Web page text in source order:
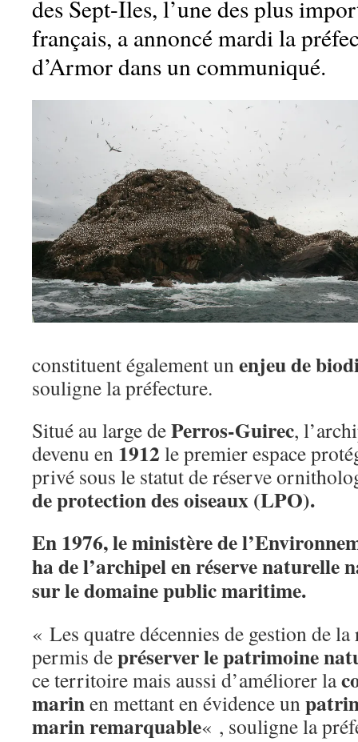
des Sept-Iles, l’une des plus
français, a annoncé mardi la
d’Armor dans un communiqué.
constituent également unenjeu de
souligne la préfecture.
Situé au large dePerros-Guirec,
devenu en 1912 le premier espace
privé sous le statut de réserve
de protection des oiseaux (LPO).
En 1976, le ministère de
ha de l’archipel en réserve naturelle
sur le domaine public maritime.
« Les quatre décennies de gestion de
permis depréserver le patrimoine
ce territoire mais aussi d’améliorer la
marinen mettant en évidence un
marin remarquable« , souligne la